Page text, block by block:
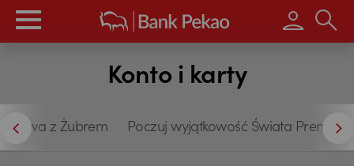
Wpisz
Konto i karty
z Żubrem Poczuj wyjątkowość Świata Premium